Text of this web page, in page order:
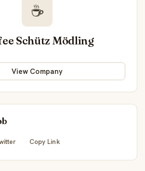
☕
Schütz Mödling
View Company
Copy Link